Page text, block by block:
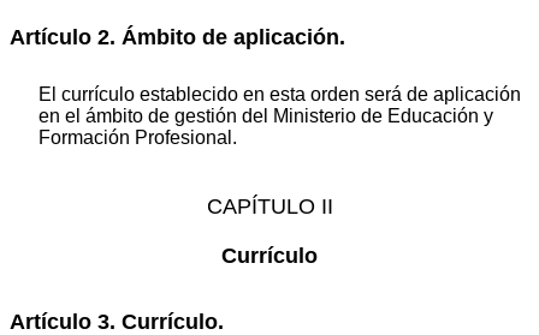
Artículo 2. Ámbito de aplicación.
El currículo establecido en esta orden será de aplicación
en el ámbito de gestión del Ministerio de Educación y
Formación Profesional.
CAPÍTULO II
Currículo
Artículo 3. Currículo.